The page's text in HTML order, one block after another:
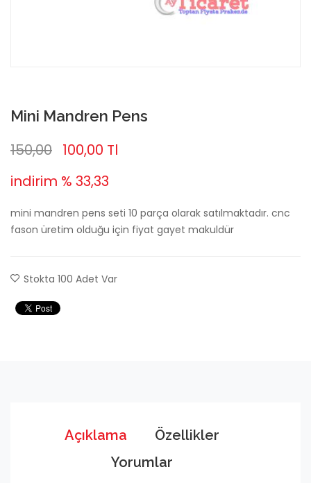
Mini Mandren Pens
150,00 100,00 Tl
indirim % 33,33
mini mandren pens seti 10 parça olarak satılmaktadır. cnc
fason üretim olduğu için fiyat gayet makuldür
Stokta 100 Adet Var
Açıklama
Özellikler
Yorumlar